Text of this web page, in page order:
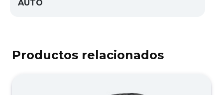
AUTO
Productos relacionados